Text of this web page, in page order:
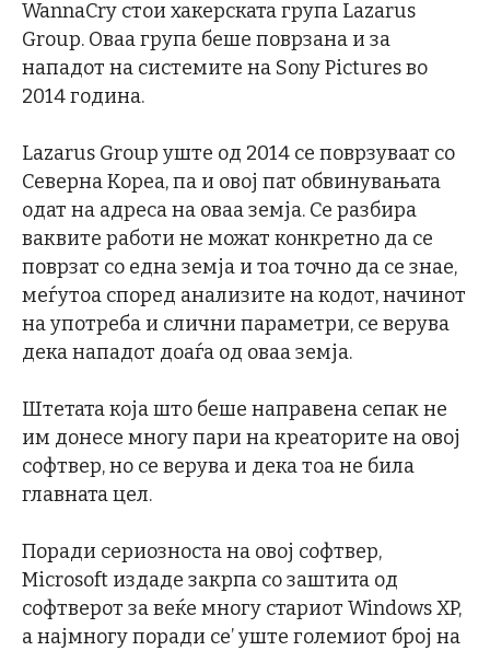
WannaCry стои хакерската група Lazarus
Group. Оваа група беше поврзана и за
нападот на системите на Sony Pictures во
2014 година.
Lazarus Group уште од 2014 се поврзуваат со
Северна Кореа, па и овој пат обвинувањата
одат на адреса на оваа земја. Се разбира
ваквите работи не можат конкретно да се
поврзат со една земја и тоа точно да се знае,
меѓутоа според анализите на кодот, начинот
на употреба и слични параметри, се верува
дека нападот доаѓа од оваа земја.
Штетата која што беше направена сепак не
им донесе многу пари на креаторите на овој
софтвер, но се верува и дека тоа не била
главната цел.
Поради сериозноста на овој софтвер,
Microsoft издаде закрпа со заштита од
софтверот за веќе многу стариот Windows XP,
а најмногу поради се’ уште големиот број на